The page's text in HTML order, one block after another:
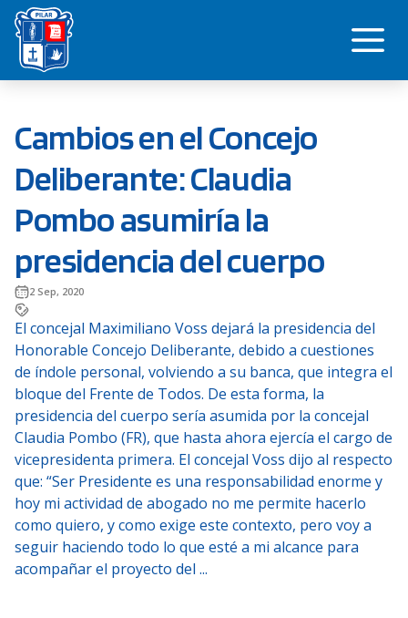
Saltar
contenido
Cambios en el Concejo
Deliberante: Claudia
Pombo asumiría la
presidencia del cuerpo
2 Sep, 2020
El concejal Maximiliano Voss dejará la presidencia del
Honorable Concejo Deliberante, debido a cuestiones
de índole personal, volviendo a su banca, que integra el
bloque del Frente de Todos. De esta forma, la
presidencia del cuerpo sería asumida por la concejal
Claudia Pombo (FR), que hasta ahora ejercía el cargo de
vicepresidenta primera. El concejal Voss dijo al respecto
que: “Ser Presidente es una responsabilidad enorme y
hoy mi actividad de abogado no me permite hacerlo
como quiero, y como exige este contexto, pero voy a
seguir haciendo todo lo que esté a mi alcance para
acompañar el proyecto del ...